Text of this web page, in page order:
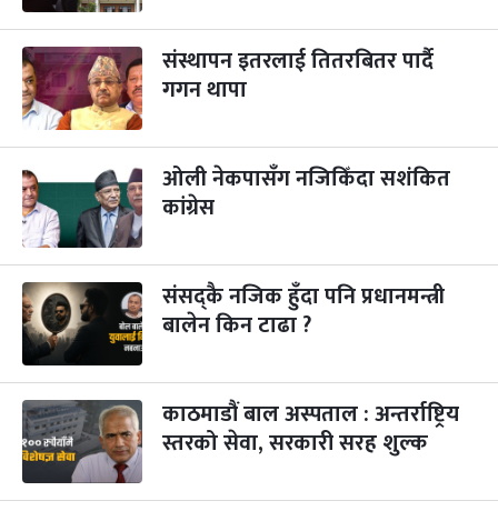
संस्थापन इतरलाई तितरबितर पार्दै
गगन थापा
ओली नेकपासँग नजिकिँदा सशंकित
कांग्रेस
संसद्कै नजिक हुँदा पनि प्रधानमन्त्री
बालेन किन टाढा ?
काठमाडौं बाल अस्पताल : अन्तर्राष्ट्रिय
स्तरको सेवा, सरकारी सरह शुल्क